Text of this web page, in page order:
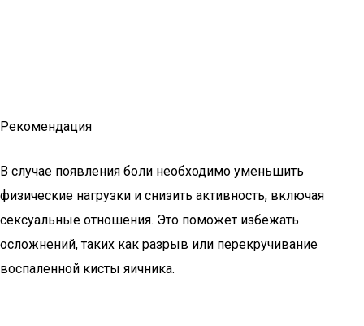
Рекомендация
В случае появления боли необходимо уменьшить
физические нагрузки и снизить активность, включая
сексуальные отношения. Это поможет избежать
осложнений, таких как разрыв или перекручивание
воспаленной кисты яичника.